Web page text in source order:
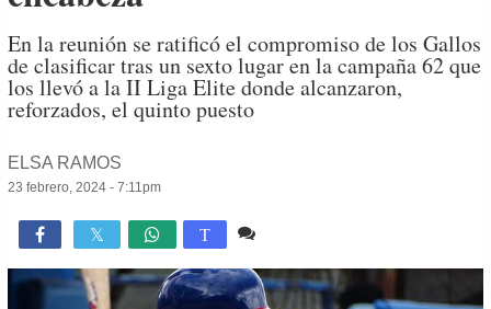
En la reunión se ratificó el compromiso de los Gallos
de clasificar tras un sexto lugar en la campaña 62 que
los llevó a la II Liga Elite donde alcanzaron,
reforzados, el quinto puesto
ELSA RAMOS
23 febrero, 2024 - 7:11pm
 T